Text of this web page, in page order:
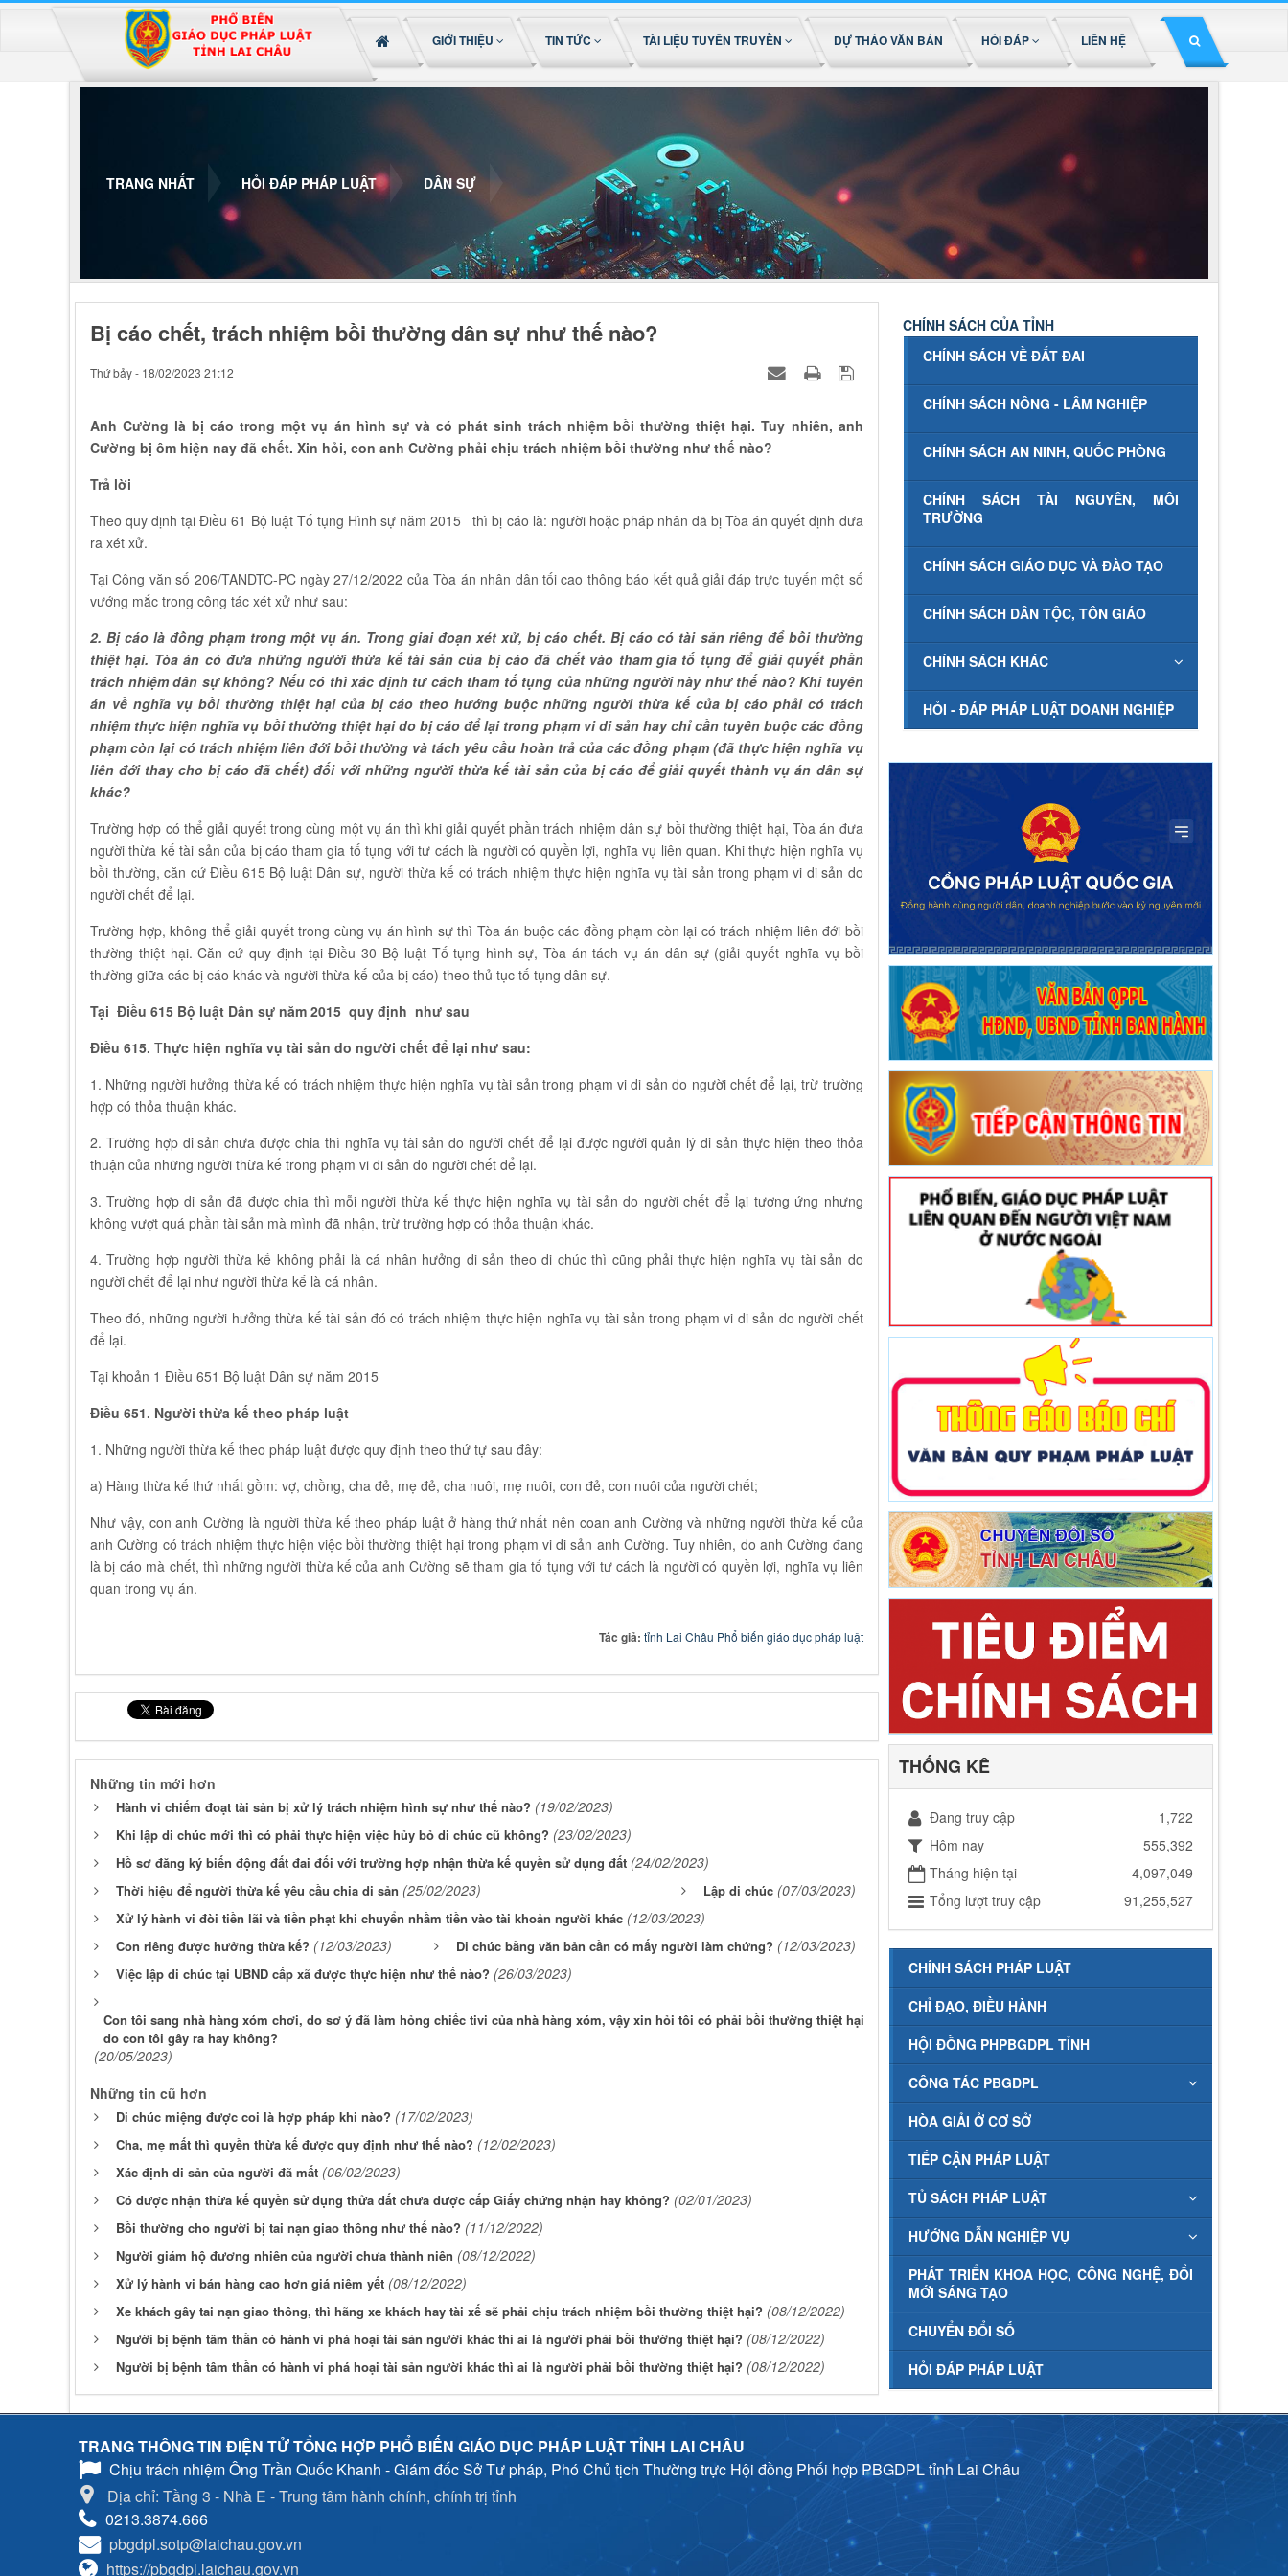
GIỚI THIỆU TIN TỨC TÀI LIỆU TUYÊN TRUYỀN DỰ THẢO VĂN BẢN HỎI ĐÁP LIÊN HỆ
TRANG NHẤT HỎI ĐÁP PHÁP LUẬT DÂN SỰ
Bị cáo chết, trách nhiệm bồi thường dân sự như thế nào?
Thứ bảy - 18/02/2023 21:12
Anh Cường là bị cáo trong một vụ án hình sự và có phát sinh trách nhiệm bồi thường thiệt hại. Tuy nhiên, anh
Cường bị ôm hiện nay đã chết. Xin hỏi, con anh Cường phải chịu trách nhiệm bồi thường như thế nào?
Trả lời
Theo quy định tại Điều 61 Bộ luật Tố tụng Hình sự năm 2015 thì bị cáo là: người hoặc pháp nhân đã bị Tòa án quyết định đưa
ra xét xử.
Tại Công văn số 206/TANDTC-PC ngày 27/12/2022 của Tòa án nhân dân tối cao thông báo kết quả giải đáp trực tuyến một số
vướng mắc trong công tác xét xử như sau:
2. Bị cáo là đồng phạm trong một vụ án. Trong giai đoạn xét xử, bị cáo chết. Bị cáo có tài sản riêng để bồi thường
thiệt hại. Tòa án có đưa những người thừa kế tài sản của bị cáođã chết vào tham gia tố tụng để giải quyết phần
trách nhiệm dân sự không? Nếu có thì xác định tư cách tham tố tụng của những người này như thế nào? Khi tuyên
án về nghĩa vụ bồi thường thiệt hại của bị cáo theo hướng buộc những người thừa kế của bị cáo phải có trách
nhiệm thực hiện nghĩa vụ bồi thường thiệt hại do bị cáo để lại trong phạm vi di sản hay chỉ cần tuyên buộc các đồng
phạm còn lại có trách nhiệm liênđới bồi thường và tách yêu cầu hoàn trả của cácđồng phạm (đã thực hiện nghĩa vụ
liênđới thay cho bị cáođã chết) đối với những người thừa kế tài sản của bị cáođểgiải quyết thành vụ án dân sự
khác?
Trường hợp có thể giải quyết trong cùng một vụ án thì khi giải quyết phần trách nhiệm dân sự bồi thường thiệt hại, Tòa án đưa
người thừa kế tài sản của bị cáo tham gia tố tụng với tư cách là người có quyền lợi, nghĩa vụ liên quan. Khi thực hiện nghĩa vụ
bồi thường, căn cứ Điều 615 Bộ luật Dân sự, người thừa kế có trách nhiệm thực hiện nghĩa vụ tài sản trong phạm vi di sản do
người chết để lại.
Trường hợp, không thể giải quyết trong cùng vụ án hình sự thì Tòa án buộc các đồng phạm còn lại có trách nhiệm liên đới bồi
thường thiệt hại. Căn cứ quy định tại Điều 30 Bộ luật Tố tụng hình sự, Tòa án tách vụ án dân sự (giải quyết nghĩa vụ bồi
thường giữa các bị cáo khác và người thừa kế của bị cáo) theo thủ tục tố tụng dân sự.
Tại Điều 615 Bộ luật Dân sự năm 2015 quy định như sau
Điều 615. Thực hiện nghĩa vụ tài sản do người chết để lại như sau:
1. Những người hưởng thừa kế có trách nhiệm thực hiện nghĩa vụ tài sản trong phạm vi di sản do người chết để lại, trừ trường
hợp có thỏa thuận khác.
2. Trường hợp di sản chưa được chia thì nghĩa vụ tài sản do người chết để lại được người quản lý di sản thực hiện theo thỏa
thuận của những người thừa kế trong phạm vi di sản do người chết để lại.
3. Trường hợp di sản đã được chia thì mỗi người thừa kế thực hiện nghĩa vụ tài sản do người chết để lại tương ứng nhưng
không vượt quá phần tài sản mà mình đã nhận, trừ trường hợp có thỏa thuận khác.
4. Trường hợp người thừa kế không phải là cá nhân hưởng di sản theo di chúc thì cũng phải thực hiện nghĩa vụ tài sản do
người chết để lại như người thừa kế là cá nhân.
Theo đó, những người hưởng thừa kế tài sản đó có trách nhiệm thực hiện nghĩa vụ tài sản trong phạm vi di sản do người chết
để lại.
Tại khoản 1 Điều 651 Bộ luật Dân sự năm 2015
Điều 651. Người thừa kế theo pháp luật
1. Những người thừa kế theo pháp luật được quy định theo thứ tự sau đây:
a) Hàng thừa kế thứ nhất gồm: vợ, chồng, cha đẻ, mẹ đẻ, cha nuôi, mẹ nuôi, con đẻ, con nuôi của người chết;
Như vậy, con anh Cường là người thừa kế theo pháp luật ở hàng thứ nhất nên coan anh Cường và những người thừa kế của
anh Cường có trách nhiệm thực hiện việc bồi thường thiệt hại trong phạm vi di sản anh Cường. Tuy nhiên, do anh Cường đang
là bị cáo mà chết, thì những người thừa kế của anh Cường sẽ tham gia tố tụng với tư cách là người có quyền lợi, nghĩa vụ liên
quan trong vụ án.
Tác giả: tỉnh Lai Châu Phổ biến giáo dục pháp luật
Những tin mới hơn
Hành vi chiếm đoạt tài sản bị xử lý trách nhiệm hình sự như thế nào? (19/02/2023)
Khi lập di chúc mới thì có phải thực hiện việc hủy bỏ di chúc cũ không? (23/02/2023)
Hồ sơ đăng ký biến động đất đai đối với trường hợp nhận thừa kế quyền sử dụng đất (24/02/2023)
Thời hiệu để người thừa kế yêu cầu chia di sản (25/02/2023) Lập di chúc (07/03/2023)
Xử lý hành vi đòi tiền lãi và tiền phạt khi chuyển nhầm tiền vào tài khoản người khác (12/03/2023)
Con riêng được hưởng thừa kế? (12/03/2023) Di chúc bằng văn bản cần có mấy người làm chứng? (12/03/2023)
Việc lập di chúc tại UBND cấp xã được thực hiện như thế nào? (26/03/2023)
Con tôi sang nhà hàng xóm chơi, do sơ ý đã làm hỏng chiếc tivi của nhà hàng xóm, vậy xin hỏi tôi có phải bồi thường thiệt hại
do con tôi gây ra hay không?
(20/05/2023)
Những tin cũ hơn
Di chúc miệng được coi là hợp pháp khi nào? (17/02/2023)
Cha, mẹ mất thì quyền thừa kế được quy định như thế nào? (12/02/2023)
Xác định di sản của người đã mất (06/02/2023)
Có được nhận thừa kế quyền sử dụng thửa đất chưa được cấp Giấy chứng nhận hay không? (02/01/2023)
Bồi thường cho người bị tai nạn giao thông như thế nào? (11/12/2022)
Người giám hộ đương nhiên của người chưa thành niên (08/12/2022)
Xử lý hành vi bán hàng cao hơn giá niêm yết (08/12/2022)
Xe khách gây tai nạn giao thông, thì hãng xe khách hay tài xế sẽ phải chịu trách nhiệm bồi thường thiệt hại? (08/12/2022)
Người bị bệnh tâm thần có hành vi phá hoại tài sản người khác thì ai là người phải bồi thường thiệt hại? (08/12/2022)
Người bị bệnh tâm thần có hành vi phá hoại tài sản người khác thì ai là người phải bồi thường thiệt hại? (08/12/2022)
CHÍNH SÁCH CỦA TỈNH
CHÍNH SÁCH VỀ ĐẤT ĐAI
CHÍNH SÁCH NÔNG - LÂM NGHIỆP
CHÍNH SÁCH AN NINH, QUỐC PHÒNG
CHÍNH SÁCH TÀI NGUYÊN, MÔI
TRƯỜNG
CHÍNH SÁCH GIÁO DỤC VÀ ĐÀO TẠO
CHÍNH SÁCH DÂN TỘC, TÔN GIÁO
CHÍNH SÁCH KHÁC
HỎI - ĐÁP PHÁP LUẬT DOANH NGHIỆP
THỐNG KÊ
Đang truy cập
1,722
Hôm nay
555,392
Tháng hiện tại
4,097,049
Tổng lượt truy cập
91,255,527
CHÍNH SÁCH PHÁP LUẬT
CHỈ ĐẠO, ĐIỀU HÀNH
HỘI ĐỒNG PHPBGDPL TỈNH
CÔNG TÁC PBGDPL
HÒA GIẢI Ở CƠ SỞ
TIẾP CẬN PHÁP LUẬT
TỦ SÁCH PHÁP LUẬT
HƯỚNG DẪN NGHIỆP VỤ
PHÁT TRIỂN KHOA HỌC, CÔNG NGHỆ, ĐỔI
MỚI SÁNG TẠO
CHUYỂN ĐỔI SỐ
HỎI ĐÁP PHÁP LUẬT
TRANG THÔNG TIN ĐIỆN TỬ TỔNG HỢP PHỔ BIẾN GIÁO DỤC PHÁP LUẬT TỈNH LAI CHÂU
Chịu trách nhiệmÔng Trần Quốc Khanh - Giám đốc Sở Tư pháp, Phó Chủ tịch Thường trực Hội đồng Phối hợp PBGDPL tỉnh Lai Châu
Địa chỉ: Tầng 3 - Nhà E - Trung tâm hành chính, chính trị tỉnh
0213.3874.666
pbgdpl.sotp@laichau.gov.vn
https://pbgdpl.laichau.gov.vn
Đã kết nối EMC